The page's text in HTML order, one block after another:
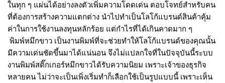
ในทุก ๆ แผ่นได้อย่างลงตัวเพิ่มความโดดเด่น ตอบโจทย์สำหรับคน
ที่ต้องการสร้างความแตกต่าง นำไปทำเป็นโลโก้แบรนด์สินค้าคุ้ม
ค่าในการใช้งานลงทุนหลักร้อย แต่กำไรที่ได้เกินคาดมาก ๆ
พิมพ์หมึกขาว เป็นงานพิมพ์ที่จะช่วยทำให้โลโก้แบรนด์ของคุณนั้น
มีความเด่นชัดขึ้นมาได้แน่นอน จึงไม่แปลกใจที่ในปัจจุบันนี้ระบบ
งานพิมพ์สติ๊กเกอร์หมึกขาวได้รับความนิยม เพราะเจ้าของธุรกิจ
หลายคน ไม่ว่าจะเป็นเพิ่งเริ่มทำก็เลือกใช้เป็นรูปแบบนี้ เพราะเห็น